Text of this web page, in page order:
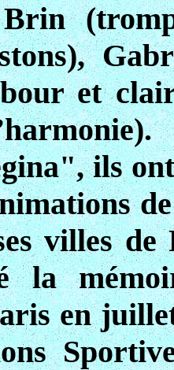
et
ils
villes
la
en